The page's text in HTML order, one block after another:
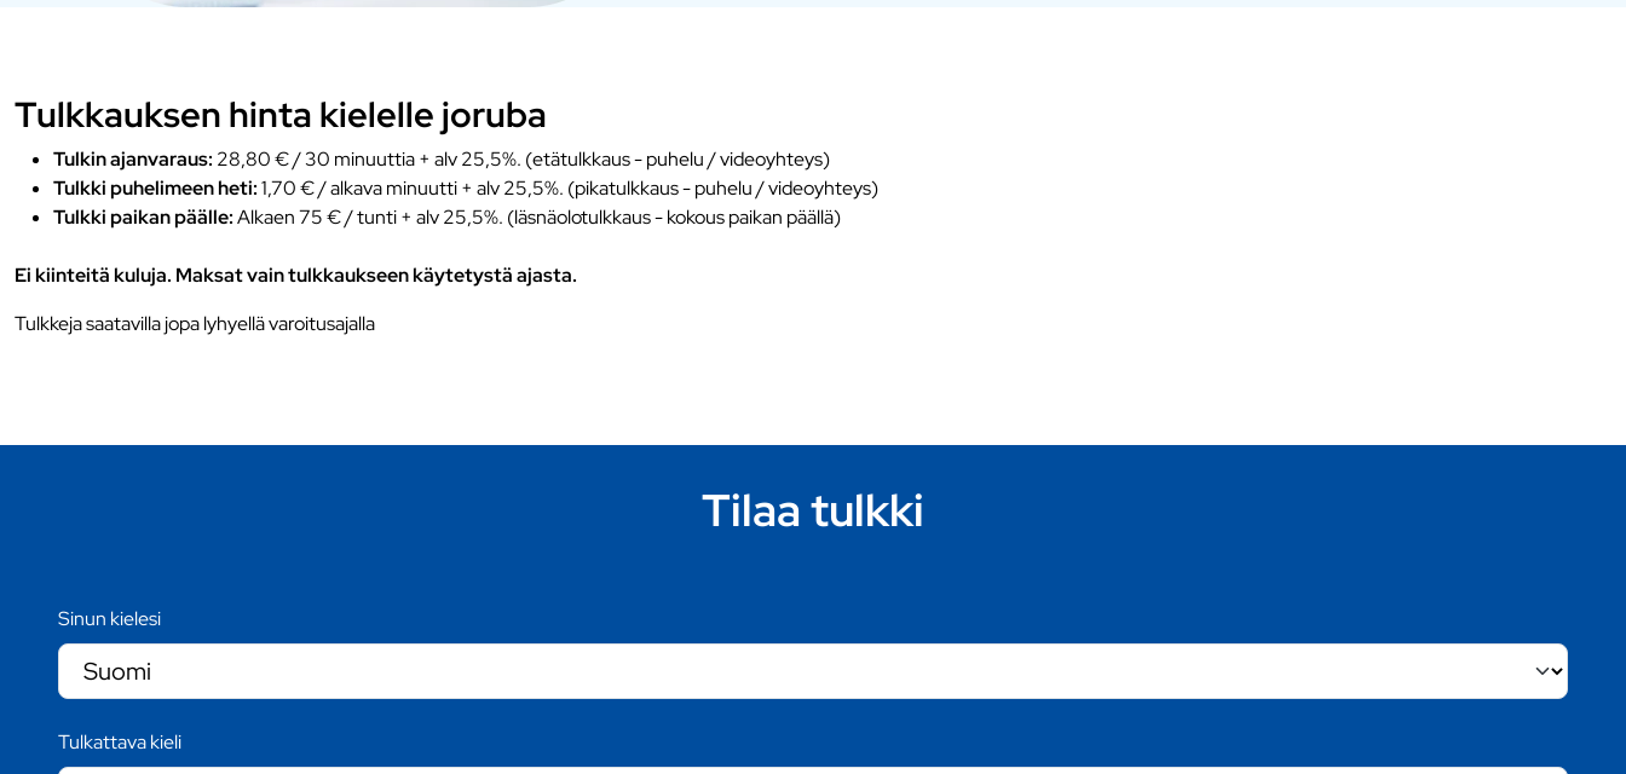
Tulkkauksen hinta kielelle joruba
Tulkin ajanvaraus: 28,80 € / 30 minuuttia + alv 25,5%. (etätulkkaus - puhelu / videoyhteys)
Tulkki puhelimeen heti:1,70 € / alkava minuutti + alv 25,5%. (pikatulkkaus - puhelu / videoyhteys)
Tulkki paikan päälle:Alkaen 75 € / tunti + alv 25,5%. (läsnäolotulkkaus - kokous paikan päällä)
Ei kiinteitä kuluja. Maksat vain tulkkaukseen käytetystä ajasta.
Tulkkeja saatavilla jopa lyhyellä varoitusajalla
Tilaa tulkki
Sinun kielesi
Tulkattava kieli